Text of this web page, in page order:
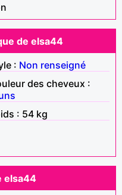
de elsa44
: Non renseigné
des cheveux :
: 54 kg
elsa44